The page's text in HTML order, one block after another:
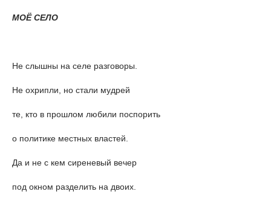
МОЁ СЕЛО
Не слышны на селе разговоры.
Не охрипли, но стали мудрей
те, кто в прошлом любили поспорить
о политике местных властей.
Да и не с кем сиреневый вечер
под окном разделить на двоих.